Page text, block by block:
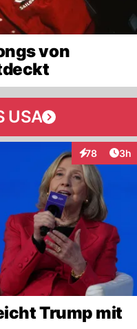
von
USA
78
Interaktionen
3h
Trump mit